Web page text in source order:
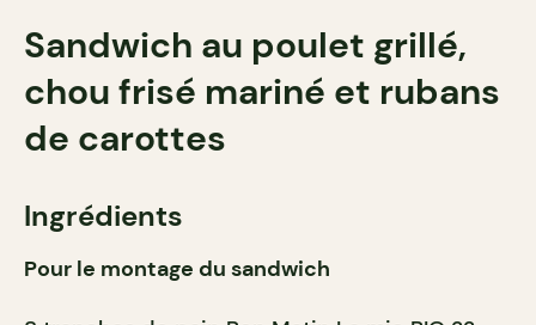
Sandwich au poulet grillé,
chou frisé mariné et rubans
de carottes
Ingrédients
Pour le montage du sandwich